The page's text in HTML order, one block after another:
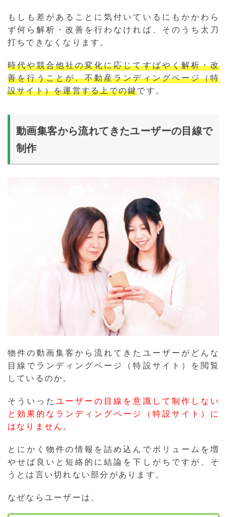
もしも差があることに気付いているにもかかわら
ず何ら解析・改善を行わなければ、そのうち太刀
打ちできなくなります。
時代や競合他社の変化に応じてすばやく解析・改
善を行うことが、不動産ランディングページ（特
設サイト）を運営する上での鍵です。
動画集客から流れてきたユーザーの目線で
制作
物件の動画集客から流れてきたユーザーがどんな
目線でランディングページ（特設サイト）を閲覧
しているのか。
そういったユーザーの目線を意識して制作しない
と効果的なランディングページ（特設サイト）に
はなりません。
とにかく物件の情報を詰め込んでボリュームを増
やせば良いと短絡的に結論を下しがちですが、そ
うとは言い切れない部分があります。
なぜならユーザーは、